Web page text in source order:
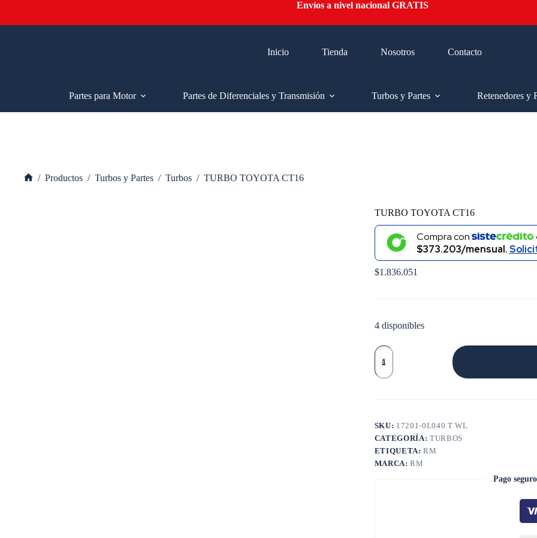
contenido
Envíos a nivel nacional GRATIS
Inicio Tienda Nosotros Contacto
Partes para Motor
Partes de Diferenciales y Transmisión Turbos y Partes Retenedores y
/ Productos / Turbos y Partes / Turbos / TURBO TOYOTA CT16
TURBO TOYOTA CT16
Compra con
$373.203/mensual.
$1.836.051
4 disponibles
TURBO
TOYOTA
CT16
cantidad
SKU: 17201-0L040 T WL
CATEGORÍA: TURBOS
ETIQUETA:RM
MARCA:RM
Pago